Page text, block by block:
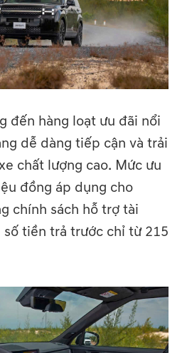
đến hàng loạt ưu đãi nổi
dễ dàng tiếp cận và trải
chất lượng cao. Mức ưu
đồng áp dụng cho
chính sách hỗ trợ tài
tiền trả trước chỉ từ 215